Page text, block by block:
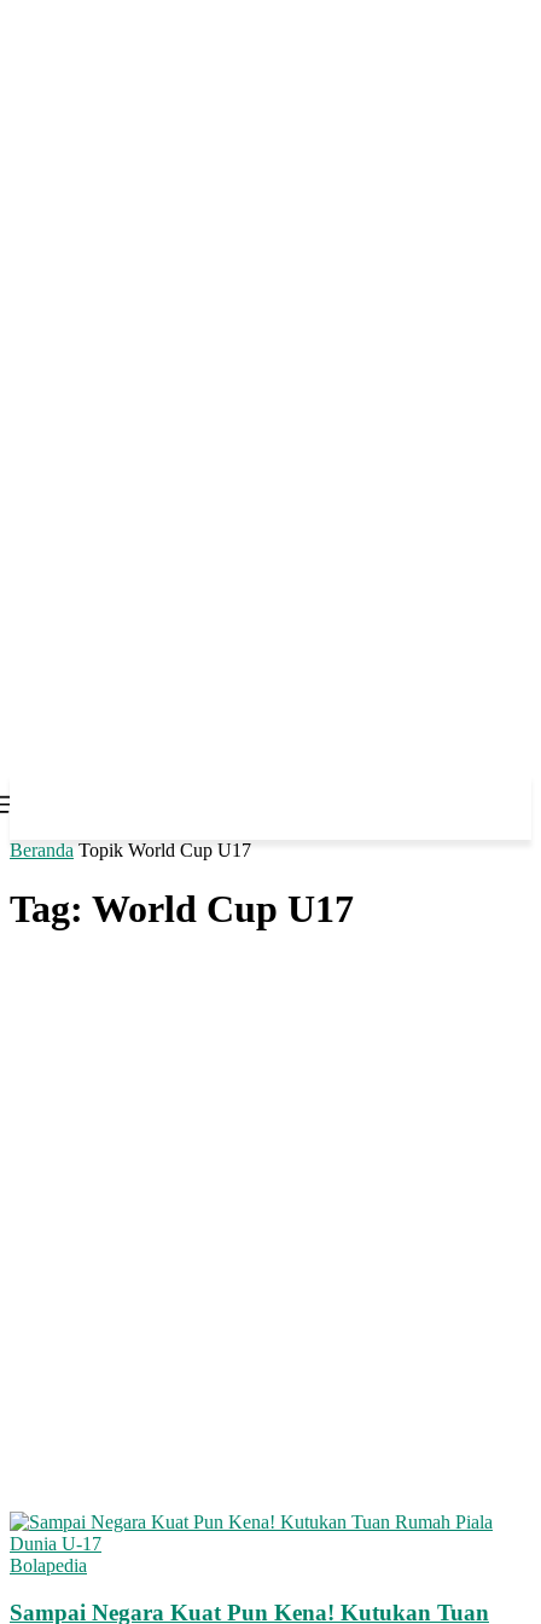
Beranda Topik World Cup U17
Tag: World Cup U17
Bolapedia
Sampai Negara Kuat Pun Kena! Kutukan Tuan